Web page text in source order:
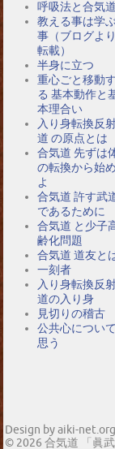
呼吸法と合気道
教える事は学ぶ
事（ブログより
転載）
半身に立つ
重心ごと移動す
る 基本動作と
本理合い
入り身転換反
道 の原点とは
合気道 先ずは
の転換から始め
よ
合気道 許す武
であるために
合気道 と少子
齢化問題
合気道 道友と
一刻者
入り身転換反
道の入り身
見切りの稽古
公共心について
思う
Design by aiki-
© 2026 合気道 「眞